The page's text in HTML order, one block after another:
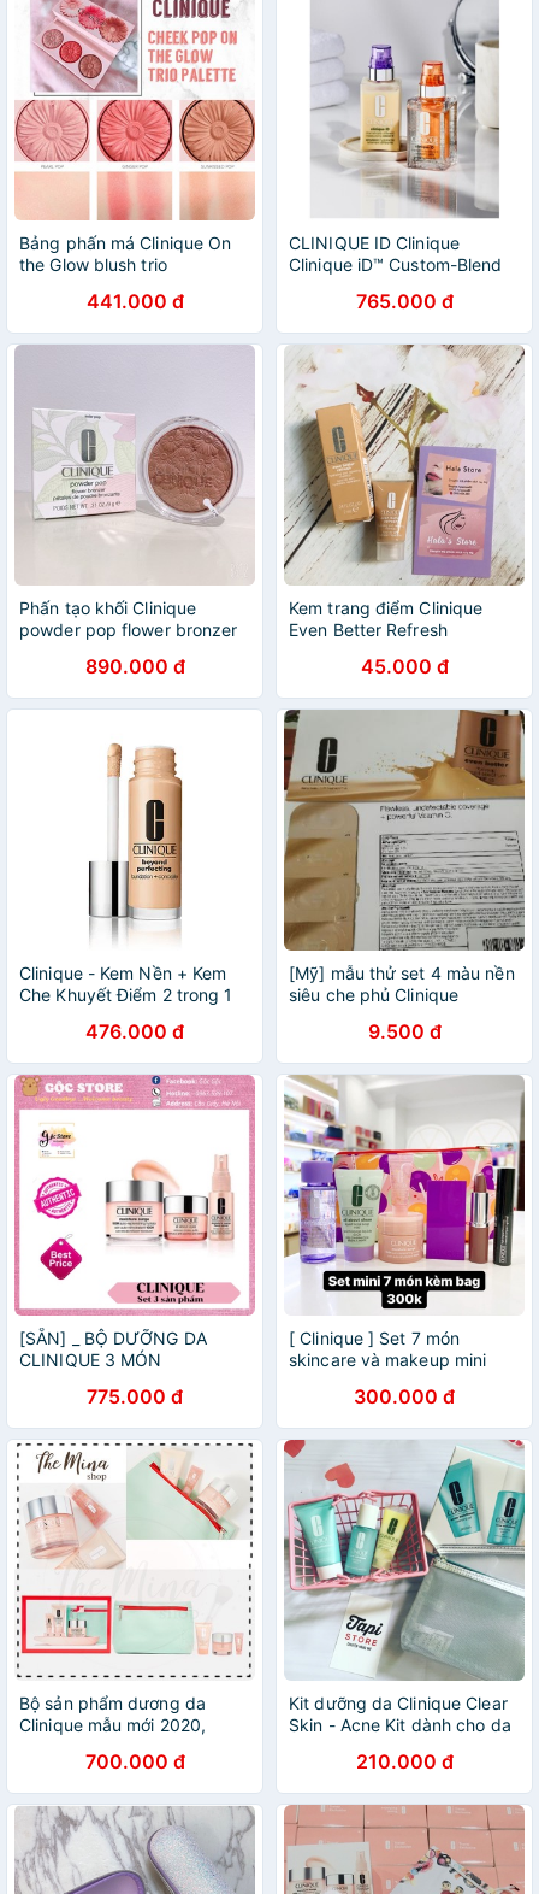
Bảng phấn má Clinique On
the Glow blush trio
441.000 đ
CLINIQUE ID Clinique
Clinique iD™ Custom-Blend
765.000 đ
Phấn tạo khối Clinique
powder pop flower bronzer
890.000 đ
Kem trang điểm Clinique
Even Better Refresh
45.000 đ
Clinique - Kem Nền + Kem
Che Khuyết Điểm 2 trong 1
Foundation Concealer 2 in 1
30ml
476.000 đ
[Mỹ] mẫu thử set 4 màu nền
siêu che phủ Clinique
9.500 đ
[SẴN] _ BỘ DƯỠNG DA
CLINIQUE 3 MÓN
775.000 đ
[ Clinique ] Set 7 món
skincare và makeup mini
300.000 đ
Bộ sản phẩm dương da
Clinique mẫu mới 2020,
700.000 đ
Kit dưỡng da Clinique Clear
Skin - Acne Kit dành cho da
210.000 đ